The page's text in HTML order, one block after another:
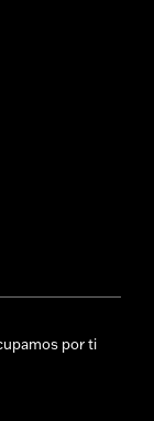
por ti